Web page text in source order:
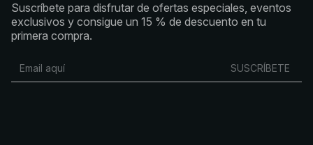
Suscríbete para disfrutar de ofertas especiales, eventos
exclusivos y consigue un 15 % de descuento en tu
primera compra.
SUSCRÍBETE